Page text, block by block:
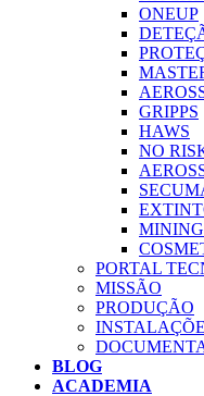
ONEUP
GRIPPS
HAWS
NO
PORTAL
MISSÃO
PRODUÇÃO
BLOG
ACADEMIA